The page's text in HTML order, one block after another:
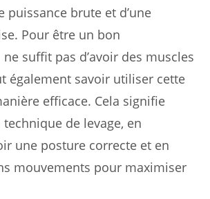
puissance brute et d’une
Pour être un bon
suffit pas d’avoir des muscles
également savoir utiliser cette
efficace. Cela signifie
de levage, en
une posture correcte et en
mouvements pour maximiser